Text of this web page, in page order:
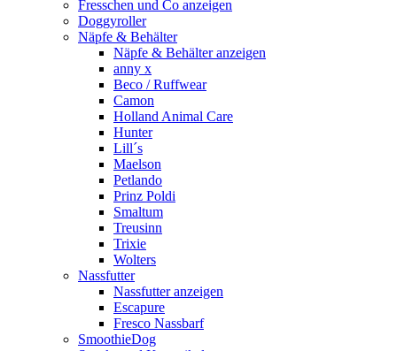
Fresschen und Co anzeigen
Doggyroller
Näpfe & Behälter
Näpfe & Behälter anzeigen
anny x
Beco / Ruffwear
Camon
Holland Animal Care
Hunter
Lill´s
Maelson
Petlando
Prinz Poldi
Smaltum
Treusinn
Trixie
Wolters
Nassfutter
Nassfutter anzeigen
Escapure
Fresco Nassbarf
SmoothieDog